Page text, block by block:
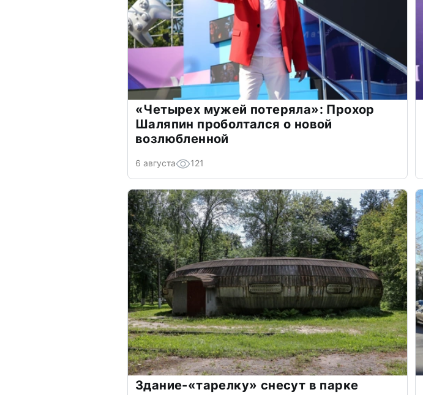
«Четырех мужей потеряла»: Прохор
Шаляпин проболтался о новой
возлюбленной
6 августа 121
Здание-«тарелку» снесут в парке